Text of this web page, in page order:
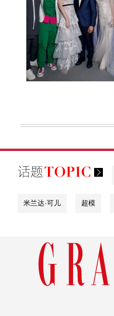
米兰达·可儿 超模